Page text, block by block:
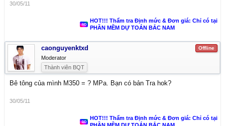
:001 (71):
30/05/11
HOT!!! Thẩm tra Định mức & Đơn giá: Chỉ có tại
PHẦN MỀM DỰ TOÁN BẮC NAM
Offline
caonguyenktxd
Moderator
Thành viên BQT
Bê tông của mình M350 = ? MPa. Bạn có bản Tra hok?
30/05/11
HOT!!! Thẩm tra Định mức & Đơn giá: Chỉ có tại